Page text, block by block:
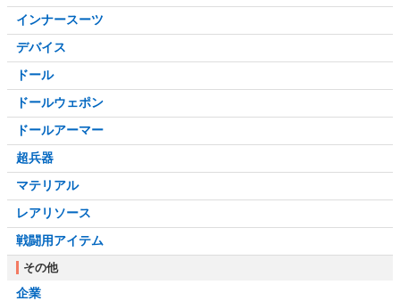
インナースーツ
デバイス
ドール
ドールウェポン
ドールアーマー
超兵器
マテリアル
レアリソース
戦闘用アイテム
その他
企業